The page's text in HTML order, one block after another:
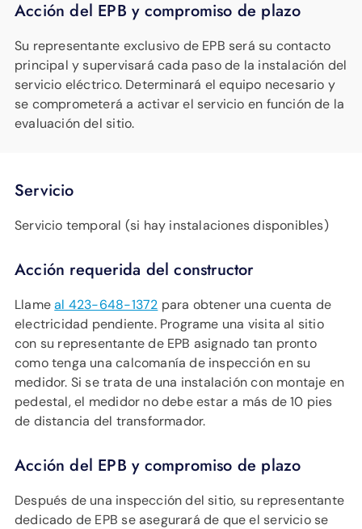
Acción del EPB y compromiso de plazo
Su representante exclusivo de EPB será su contacto
principal y supervisará cada paso de la instalación del
servicio eléctrico. Determinará el equipo necesario y
se comprometerá a activar el servicio en función de la
evaluación del sitio.
Servicio
Servicio temporal (si hay instalaciones disponibles)
Acción requerida del constructor
Llameal 423-648-1372 para obtener una cuenta de
electricidad pendiente. Programe una visita al sitio
con su representante de EPB asignado tan pronto
como tenga una calcomanía de inspección en su
medidor. Si se trata de una instalación con montaje en
pedestal, el medidor no debe estar a más de 10 pies
de distancia del transformador.
Acción del EPB y compromiso de plazo
Después de una inspección del sitio, su representante
dedicado de EPB se asegurará de que el servicio se